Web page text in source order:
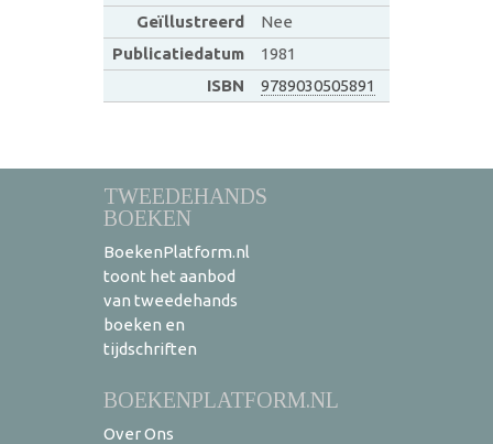
Geïllustreerd
Nee
Publicatiedatum
1981
ISBN
9789030505891
TWEEDEHANDS
BOEKEN
BoekenPlatform.nl
toont het aanbod
van tweedehands
boeken en
tijdschriften
BOEKENPLATFORM.NL
Over Ons